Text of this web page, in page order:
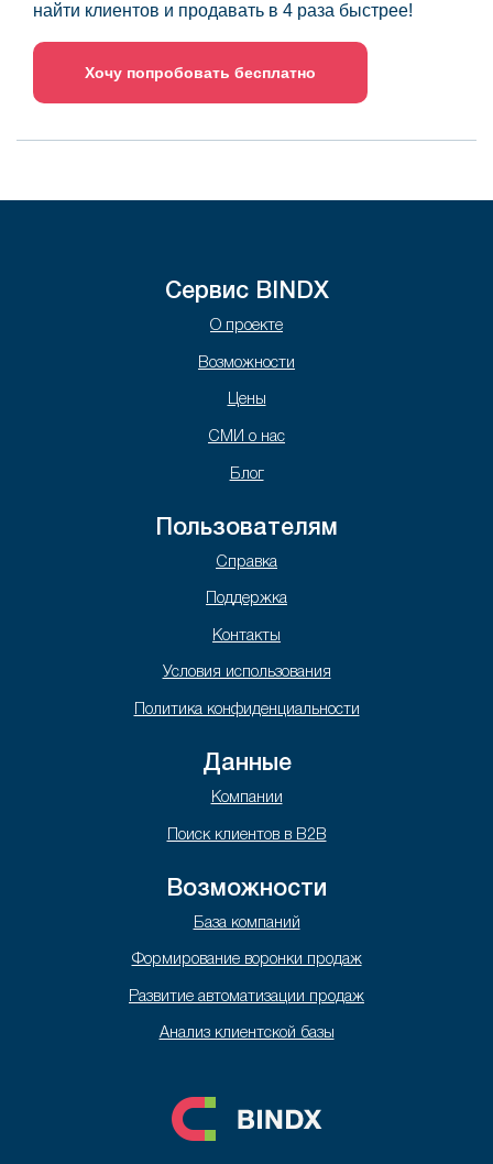
найти клиентов и продавать в 4 раза быстрее!
Хочу попробовать бесплатно
Сервис BINDX
О проекте
Возможности
Цены
СМИ о нас
Блог
Пользователям
Справка
Поддержка
Контакты
Условия использования
Политика конфиденциальности
Данные
Компании
Поиск клиентов в B2B
Возможности
База компаний
Формирование воронки продаж
Развитие автоматизации продаж
Анализ клиентской базы